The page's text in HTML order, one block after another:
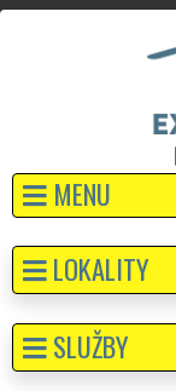
MENU
LOKALITY
SLUŽBY